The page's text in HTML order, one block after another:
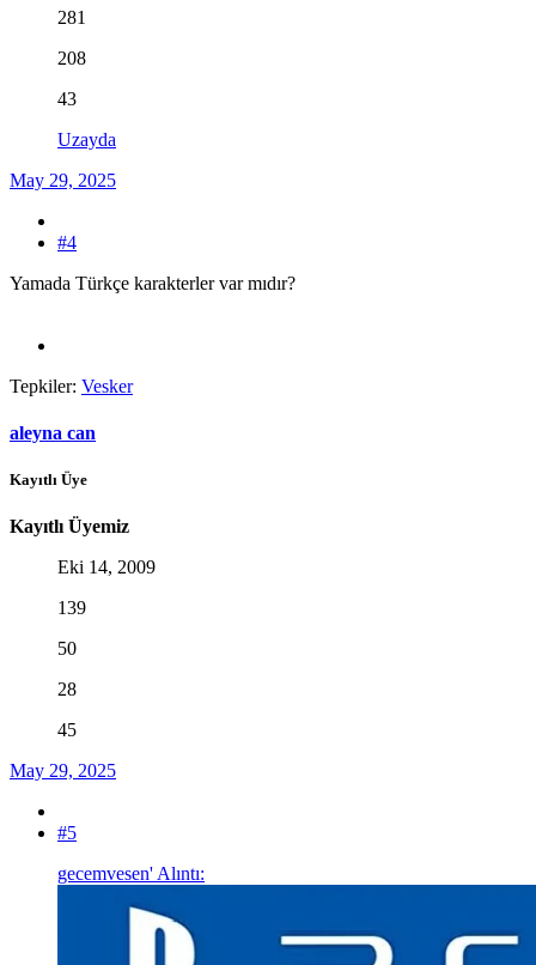
281
208
43
Uzayda
May 29, 2025
#4
Yamada Türkçe karakterler var mıdır?
Tepkiler: Vesker
aleyna can
Kayıtlı Üye
Kayıtlı Üyemiz
Eki 14, 2009
139
50
28
45
May 29, 2025
#5
gecemvesen' Alıntı: